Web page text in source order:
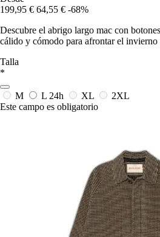
199,95 € 64,55 € -68%
Descubre el abrigo largo mac con
cálido y cómodo para afrontar el invierno
Talla
*
M L 24h XL
2XL
Este campo es obligatorio